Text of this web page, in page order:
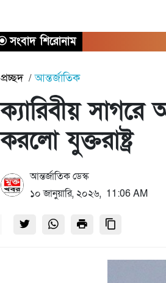
সংবাদ শিরোনাম
প্রচ্ছদ আন্তর্জাতিক
ক্যারিবীয়
করলো যুক্তরাষ্ট্র
আন্তর্জাতিক ডেস্ক
১০ জানুয়ারি, ২০২৬, 11:06 AM